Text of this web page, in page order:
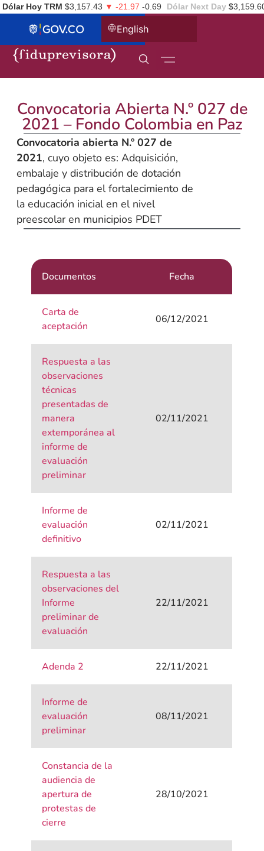
Dólar Hoy TRM $3,157.43 ▼ -21.97 -0.69 Dólar Next Day
English
Convocatoria Abierta N.º 027 de
2021 – Fondo Colombia en Paz
Convocatoria abierta N.º 027 de
2021, cuyo objeto es: Adquisición,
embalaje y distribución de dotación
pedagógica para el fortalecimiento de
la educación inicial en el nivel
preescolar en municipios PDET
Documentos Fecha
Carta de
aceptación
06/12/2021
Respuesta a las
observaciones
técnicas
presentadas de
manera
extemporánea al
informe de
evaluación
preliminar
02/11/2021
Informe de
evaluación
definitivo
02/11/2021
Respuesta a las
observaciones del
Informe
preliminar de
evaluación
22/11/2021
Adenda 2 22/11/2021
Informe de
evaluación
preliminar
08/11/2021
Constancia de la
audiencia de
apertura de
protestas de
cierre
28/10/2021